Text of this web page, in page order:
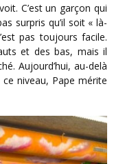
surpris qu’il soit « là-
pas toujours facile.
et des bas, mais il
Aujourd’hui, au-delà
niveau, Pape mérite